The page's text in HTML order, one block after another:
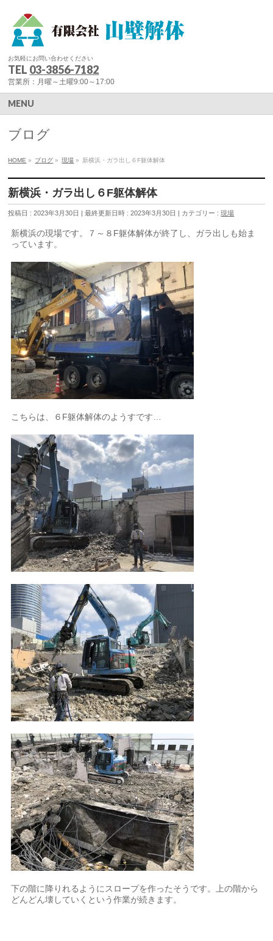
お気軽にお問い合わせください
TEL 03-3856-7182
営業所：月曜～土曜9:00～17:00
MENU
ブログ
HOME » ブログ » 現場 » 新横浜・ガラ出し６F躯体解体
新横浜・ガラ出し６F躯体解体
投稿日 : 2023年3月30日 最終更新日時 : 2023年3月30日 カテゴリー :現場
新横浜の現場です。７～８F躯体解体が終了し、ガラ出しも始ま
っています。
こちらは、６F躯体解体のようすです…
下の階に降りれるようにスロープを作ったそうです。上の階から
どんどん壊していくという作業が続きます。